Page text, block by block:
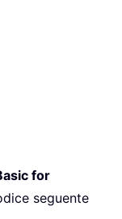
for
seguente